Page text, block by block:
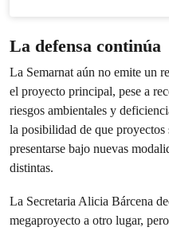
La defensa continúa
La Semarnat aún no emite un
el proyecto principal, pese a
riesgos ambientales y
la posibilidad de que
presentarse bajo nuevas
distintas.
La Secretaria Alicia Bárcena
megaproyecto a otro lugar, pero